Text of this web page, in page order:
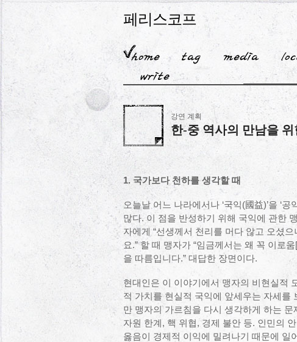
페리스코프
강연 계획
한-중 역사의 만남을 위
1. 국가보다 천하를 생각할 때
오늘날 어느 나라에서나 ‘국익(國益)’을 ‘
많다. 이 점을 반성하기 위해 국익에 관한
자에게 “선생께서 천리를 머다 않고 오셨
요.” 할 때 맹자가 “임금께서는 왜 꼭 이로
을 따름입니다.” 대답한 장면이다.
현대인은 이 이야기에서 맹자의 비현실적
적 가치를 현실적 국익에 앞세우는 자세를
만 맹자의 가르침을 다시 생각하게 하는
자원 한계, 핵 위협, 경제 불안 등. 인민의
옳음이 경제적 이익에 밀려나기 때문에 일